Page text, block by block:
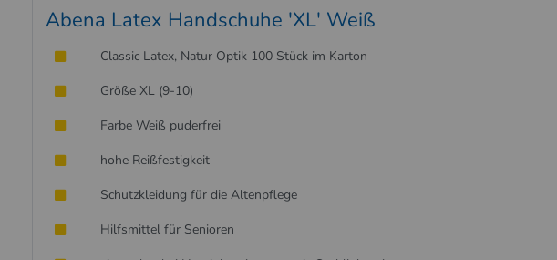
Abena Latex Handschuhe 'XL' Weiß
Classic Latex, Natur Optik 100 Stück im Karton
Größe XL (9-10)
Farbe Weiß puderfrei
hohe Reißfestigkeit
Schutzkleidung für die Altenpflege
Hilfsmittel für Senioren